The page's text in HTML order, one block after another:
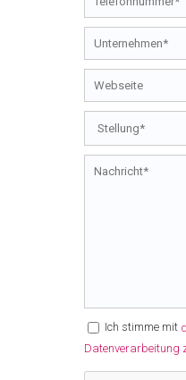
Ich stimme mit
Datenverarbeitung